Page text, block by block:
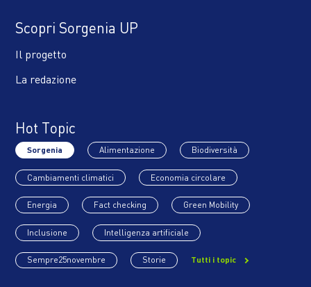
Scopri Sorgenia UP
Il progetto
La redazione
Hot Topic
Sorgenia Alimentazione Biodiversità
Cambiamenti climatici Economia circolare
Energia Fact checking Green Mobility
Inclusione Intelligenza artificiale
Sempre25novembre Storie Tutti i topic